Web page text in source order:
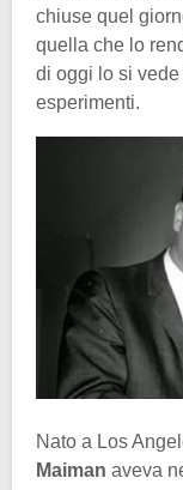
chiuse quel
quella che lo
di oggi lo si
esperimenti.
Nato a Los
Maiman aveva